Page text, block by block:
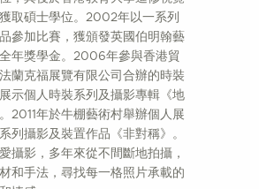
取碩士學位。2002年以一系列
參加比賽，獲頒發英國伯明翰藝
年獎學金。2006年參與香港貿
蘭克福展覽有限公司合辦的時裝
示個人時裝系列及攝影專輯《地
2011年於牛棚藝術村舉辦個人展
列攝影及裝置作品《非對稱》。
攝影，多年來從不間斷地拍攝，
和手法，尋找每一格照片承載的